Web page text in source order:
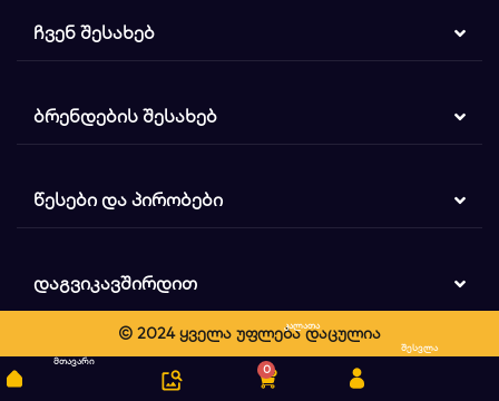
ᲩᲕᲔᲜ ᲨᲔᲡᲐᲮᲔᲑ
ᲑᲠᲔᲜᲓᲔᲑᲘᲡ ᲨᲔᲡᲐᲮᲔᲑ
ᲬᲔᲡᲔᲑᲘ ᲓᲐ ᲞᲘᲠᲝᲑᲔᲑᲘ
ᲓᲐᲒᲕᲘᲙᲐᲕᲨᲘᲠᲓᲘᲗ
© 2024 ყველა უფლება დაცულია
მთავარი
ძიება
0
კალათა
შესვლა